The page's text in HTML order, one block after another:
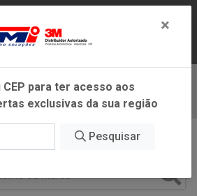
DENTRO DO ESTADO DE
MINAS GERAIS.
Baixe já nosso APP
×
CEP para ter acesso aos
exclusivas da sua região
Pesquisar